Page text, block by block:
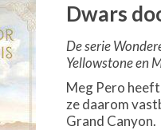
Dwars
De serie
Yellowstone en
Meg Pero
ze daarom
Grand Canyon.